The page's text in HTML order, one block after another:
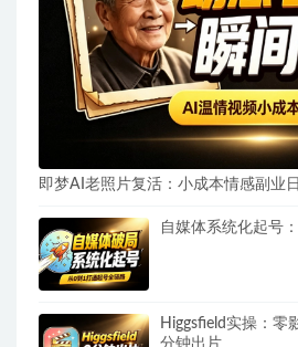
即梦AI老照片复活：小成本情感副业
自媒体系统化起号
Higgsfield实操：零